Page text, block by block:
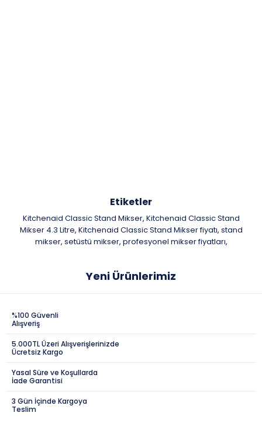
Etiketler
Kitchenaid Classic Stand Mikser, Kitchenaid Classic Stand
Mikser 4.3 Litre, Kitchenaid Classic Stand Mikser fiyatı, stand
mikser, setüstü mikser, profesyonel mikser fiyatları,
Yeni Ürünlerimiz
%100 Güvenli
Alışveriş
5.000TL Üzeri Alışverişlerinizde
Ücretsiz Kargo
Yasal Süre ve Koşullarda
İade Garantisi
3 Gün İçinde Kargoya
Teslim